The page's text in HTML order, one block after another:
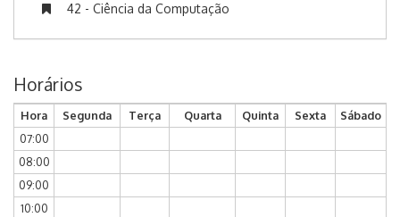
42 - Ciência da Computação
Horários
Hora Segunda Terça Quarta Quinta Sexta
Sábado
07:00
08:00
09:00
10:00